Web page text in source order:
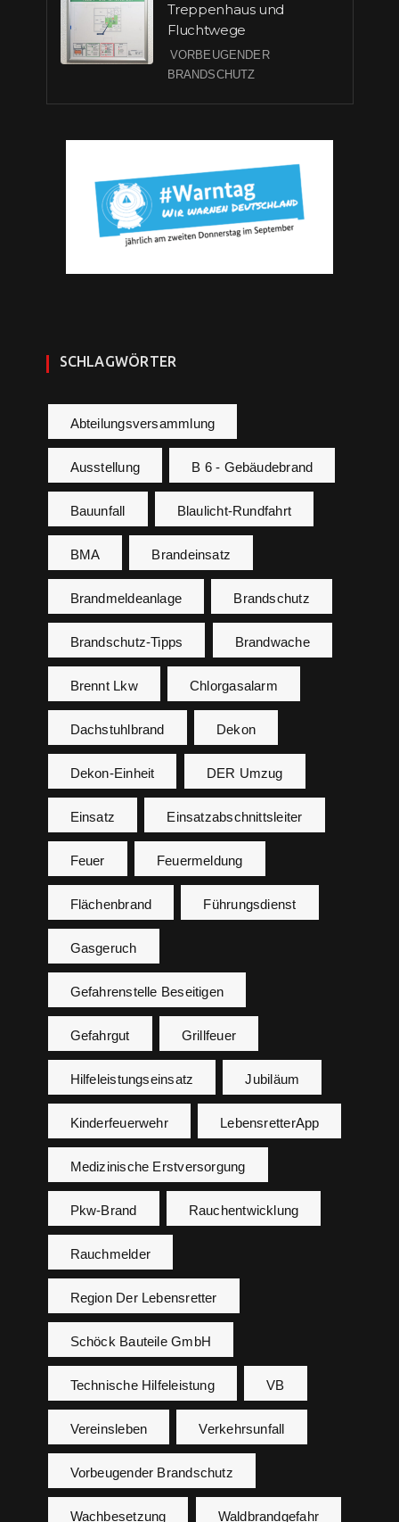
Treppenhaus und
Fluchtwege
VORBEUGENDER
BRANDSCHUTZ
SCHLAGWÖRTER
Abteilungsversammlung
Ausstellung B 6 - Gebäudebrand
Bauunfall Blaulicht-Rundfahrt
BMA Brandeinsatz
Brandmeldeanlage Brandschutz
Brandschutz-Tipps Brandwache
Brennt Lkw Chlorgasalarm
Dachstuhlbrand Dekon
Dekon-Einheit DER Umzug
Einsatz Einsatzabschnittsleiter
Feuer Feuermeldung
Flächenbrand Führungsdienst
Gasgeruch
Gefahrenstelle Beseitigen
Gefahrgut Grillfeuer
Hilfeleistungseinsatz Jubiläum
Kinderfeuerwehr LebensretterApp
Medizinische Erstversorgung
Pkw-Brand Rauchentwicklung
Rauchmelder
Region Der Lebensretter
Schöck Bauteile GmbH
Technische Hilfeleistung VB
Vereinsleben Verkehrsunfall
Vorbeugender Brandschutz
Wachbesetzung Waldbrandgefahr